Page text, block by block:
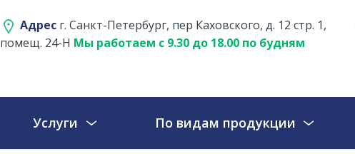
Адрес г. Санкт-Петербург, пер Каховского, д. 12 стр. 1,
помещ. 24-Н Мы работаем с 9.30 до 18.00 по будням
Услуги По видам продукции